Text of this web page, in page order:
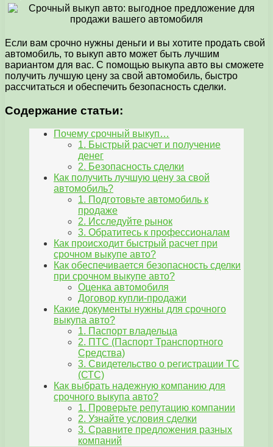
Если вам срочно нужны деньги и вы хотите продать свой
автомобиль, то выкуп авто может быть лучшим
вариантом для вас. С помощью выкупа авто вы сможете
получить лучшую цену за свой автомобиль, быстро
рассчитаться и обеспечить безопасность сделки.
Содержание статьи:
Почему срочный выкуп…
1. Быстрый расчет и получение
денег
2. Безопасность сделки
Как получить лучшую цену за свой
автомобиль?
1. Подготовьте автомобиль к
продаже
2. Исследуйте рынок
3. Обратитесь к профессионалам
Как происходит быстрый расчет при
срочном выкупе авто?
Как обеспечивается безопасность сделки
при срочном выкупе авто?
Оценка автомобиля
Договор купли-продажи
Какие документы нужны для срочного
выкупа авто?
1. Паспорт владельца
2. ПТС (Паспорт Транспортного
Средства)
3. Свидетельство о регистрации ТС
(СТС)
Как выбрать надежную компанию для
срочного выкупа авто?
1. Проверьте репутацию компании
2. Узнайте условия сделки
3. Сравните предложения разных
компаний